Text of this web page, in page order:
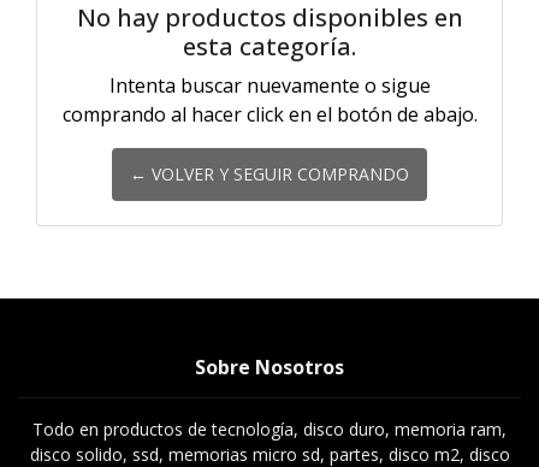
No hay productos disponibles en
esta categoría.
Intenta buscar nuevamente o sigue
comprando al hacer click en el botón de abajo.
← VOLVER Y SEGUIR COMPRANDO
Sobre Nosotros
Todo en productos de tecnología, disco duro, memoria ram,
disco solido, ssd, memorias micro sd, partes, disco m2, disco